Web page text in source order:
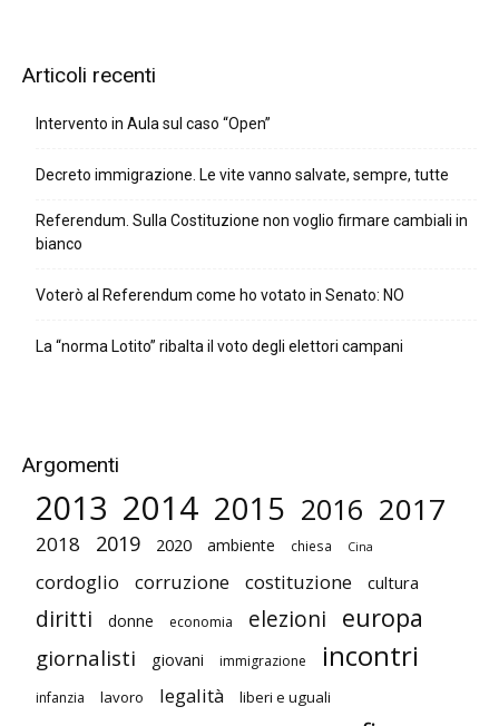
Articoli recenti
Intervento in Aula sul caso “Open”
Decreto immigrazione. Le vite vanno salvate, sempre, tutte
Referendum. Sulla Costituzione non voglio firmare cambiali in
bianco
Voterò al Referendum come ho votato in Senato: NO
La “norma Lotito” ribalta il voto degli elettori campani
Argomenti
2013 2014 2015 2016 2017
2018 2019 2020 ambiente chiesa Cina
cordoglio corruzione costituzione cultura
diritti donne economia elezioni europa
giornalisti giovani immigrazione incontri
infanzia lavoro legalità liberi e uguali